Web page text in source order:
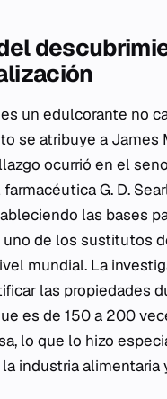
un edulcorante no
se atribuye a James
ocurrió en el
G. D.
las bases
de los sustitutos
mundial. La
las propiedades
es de 150 a 200
lo que lo hizo
industria alimentaria